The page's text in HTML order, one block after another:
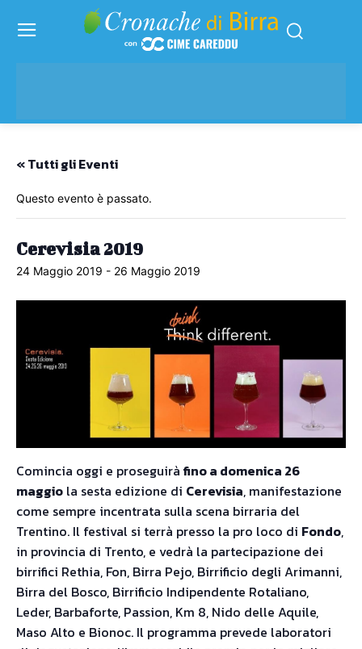
« Tutti gli Eventi
Questo evento è passato.
Cerevisia 2019
24 Maggio 2019 - 26 Maggio 2019
Comincia oggi e proseguirà fino a domenica 26
maggio la sesta edizione di Cerevisia, manifestazione
come sempre incentrata sulla scena birraria del
Trentino. Il festival si terrà presso la pro loco di Fondo,
in provincia di Trento, e vedrà la partecipazione dei
birrifici Rethia, Fon, Birra Pejo, Birrificio degli Arimanni,
Birra del Bosco, Birrificio Indipendente Rotaliano,
Leder, Barbaforte, Passion, Km 8, Nido delle Aquile,
Maso Alto e Bionoc. Il programma prevede laboratori